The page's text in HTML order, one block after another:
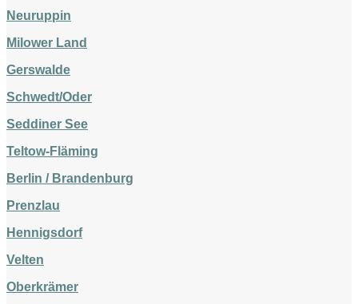
Neuruppin
Milower Land
Gerswalde
Schwedt/Oder
Seddiner See
Teltow-Fläming
Berlin / Brandenburg
Prenzlau
Hennigsdorf
Velten
Oberkrämer